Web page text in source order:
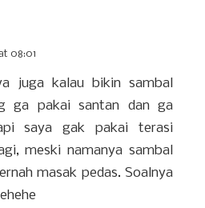
08:01
juga kalau bikin sambal
ga pakai santan dan ga
saya gak pakai terasi
meski namanya sambal
masak pedas. Soalnya